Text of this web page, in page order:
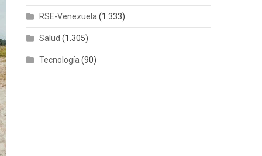
RSE-Venezuela (1.333)
Salud (1.305)
Tecnología (90)